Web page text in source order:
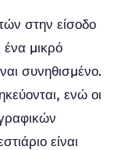
στην είσοδο
μικρό
συνηθισμένο.
ενώ οι
είναι